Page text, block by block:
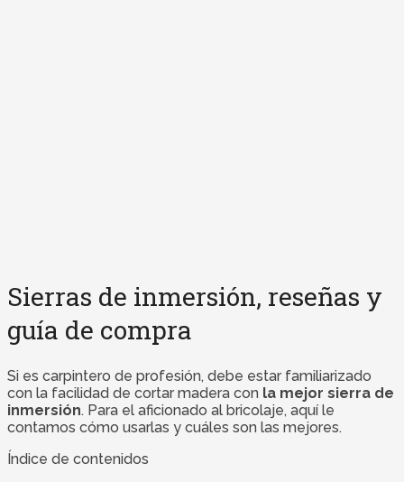
Sierras de inmersión, reseñas y
guía de compra
Si es carpintero de profesión, debe estar familiarizado
con la facilidad de cortar madera con la mejor sierra de
inmersión. Para el aficionado al bricolaje, aquí le
contamos cómo usarlas y cuáles son las mejores.
Índice de contenidos